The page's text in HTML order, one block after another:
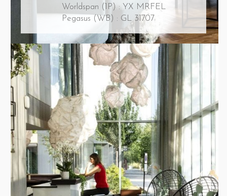
Worldspan (1P) : YX MRFEL
Pegasus (WB) : GL 31707